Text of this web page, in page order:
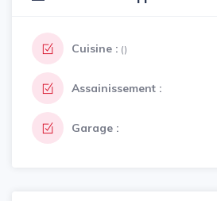
Cuisine : ()
Assainissement :
Garage :